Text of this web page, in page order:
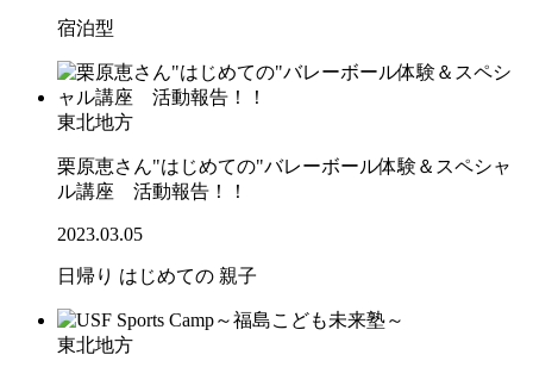
宿泊型
東北地方
栗原恵さん"はじめての"バレーボール体験＆スペシャ
ル講座 活動報告！！
2023.03.05
日帰り はじめての 親子
東北地方